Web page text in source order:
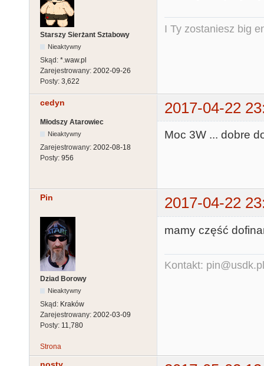
Starszy Sierżant Sztabowy
Nieaktywny
Skąd: *.waw.pl
Zarejestrowany: 2002-09-26
Posty: 3,622
I Ty zostaniesz big
cedyn 2017-04-22
Młodszy Atarowiec
Nieaktywny
Zarejestrowany: 2002-08-18
Posty: 956
Moc 3W ... dobre
Pin 2017-04-22
Dziad Borowy
Nieaktywny
Skąd: Kraków
Zarejestrowany: 2002-03-09
Posty: 11,780
mamy część
Kontakt: pin@usdk.pl
Strona
nosty